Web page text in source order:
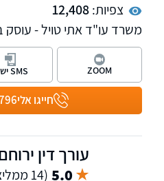
צפיות:12,408
משרד עו"ד אתי טויל -
(הטרדות מיניות, עתירות
עבריינות נוער ועוד), דיני
ובתחום נזקי גוף ותאונות.
חייגו אלי
ZOOM SMS ישיר
עורך דין
5.0 (14 ממליצים)